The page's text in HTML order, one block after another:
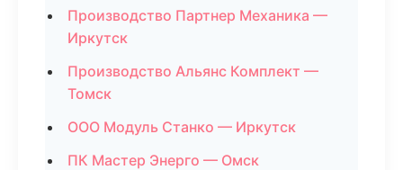
Производство Партнер Механика —
Иркутск
Производство Альянс Комплект —
Томск
ООО Модуль Станко — Иркутск
ПК Мастер Энерго — Омск